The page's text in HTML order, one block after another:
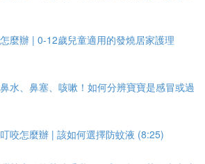
麼辦 | 0-12歲兒童適用的發燒居家護理
水、鼻塞、咳嗽！如何分辨寶寶是感冒或過
咬怎麼辦 | 該如何選擇防蚊液 (8:25)